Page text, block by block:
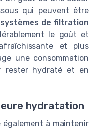
qui peuvent être
systèmes de filtration
le goût et
et plus
une consommation
rester hydraté et en
hydratation
également à maintenir